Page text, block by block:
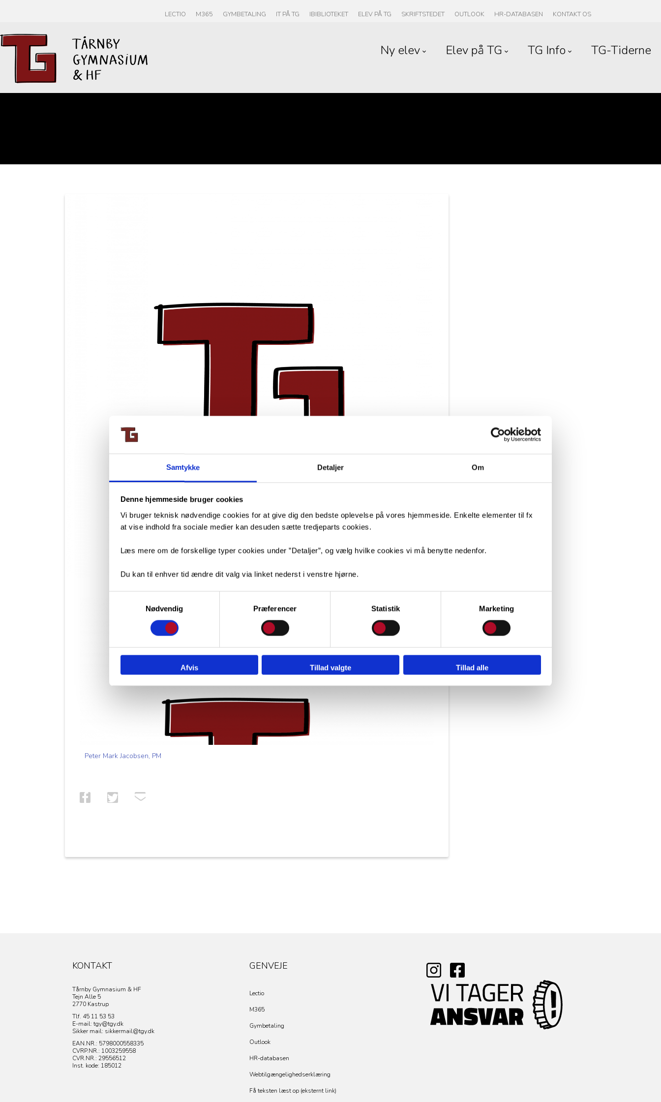
Samtykke Detaljer Om
Denne hjemmeside bruger cookies
Vi bruger teknisk nødvendige cookies for at give dig den bedste oplevelse på vores hjemmeside. Enkelte elementer til fx
at vise indhold fra sociale medier kan desuden sætte tredjeparts cookies.
Læs mere om de forskellige typer cookies under ”Detaljer”, og vælg hvilke cookies vi må benytte nedenfor.
Du kan til enhver tid ændre dit valg via linket nederst i venstre hjørne.
Nødvendig
Præferencer Statistik Marketing
Afvis Tillad valgte Tillad alle
LECTIO M365 GYMBETALING IT PÅ TG IBIBLIOTEKET ELEV PÅ TG SKRIFTSTEDET OUTLOOK HR-DATABASEN KONTAKT OS
Ny elev Elev på TG TG Info TG-Tiderne
Peter Mark Jacobsen, PM
KONTAKT
Tårnby Gymnasium & HF
Tejn Alle 5
2770 Kastrup
Tlf. 45 11 53 53
E-mail: tgy@tgy.dk
Sikker mail: sikkermail@tgy.dk
EAN.NR.: 5798000558335
CVRP.NR.: 1003259558
CVR.NR.: 29556512
Inst. kode: 185012
GENVEJE
Lectio
M365
Gymbetaling
Outlook
HR-databasen
Webtilgængelighedserklæring
Få teksten læst op (eksternt link)